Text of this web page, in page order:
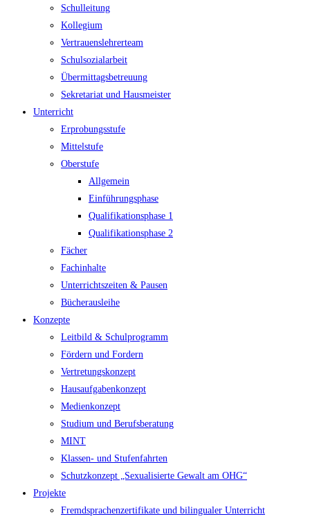
Schulleitung
Kollegium
Vertrauenslehrerteam
Schulsozialarbeit
Übermittagsbetreuung
Sekretariat und Hausmeister
Unterricht
Erprobungsstufe
Mittelstufe
Oberstufe
Allgemein
Einführungsphase
Qualifikationsphase 1
Qualifikationsphase 2
Fächer
Fachinhalte
Unterrichtszeiten & Pausen
Bücherausleihe
Konzepte
Leitbild & Schulprogramm
Fördern und Fordern
Vertretungskonzept
Hausaufgabenkonzept
Medienkonzept
Studium und Berufsberatung
MINT
Klassen- und Stufenfahrten
Schutzkonzept „Sexualisierte Gewalt am OHG“
Projekte
Fremdsprachenzertifikate und bilingualer Unterricht